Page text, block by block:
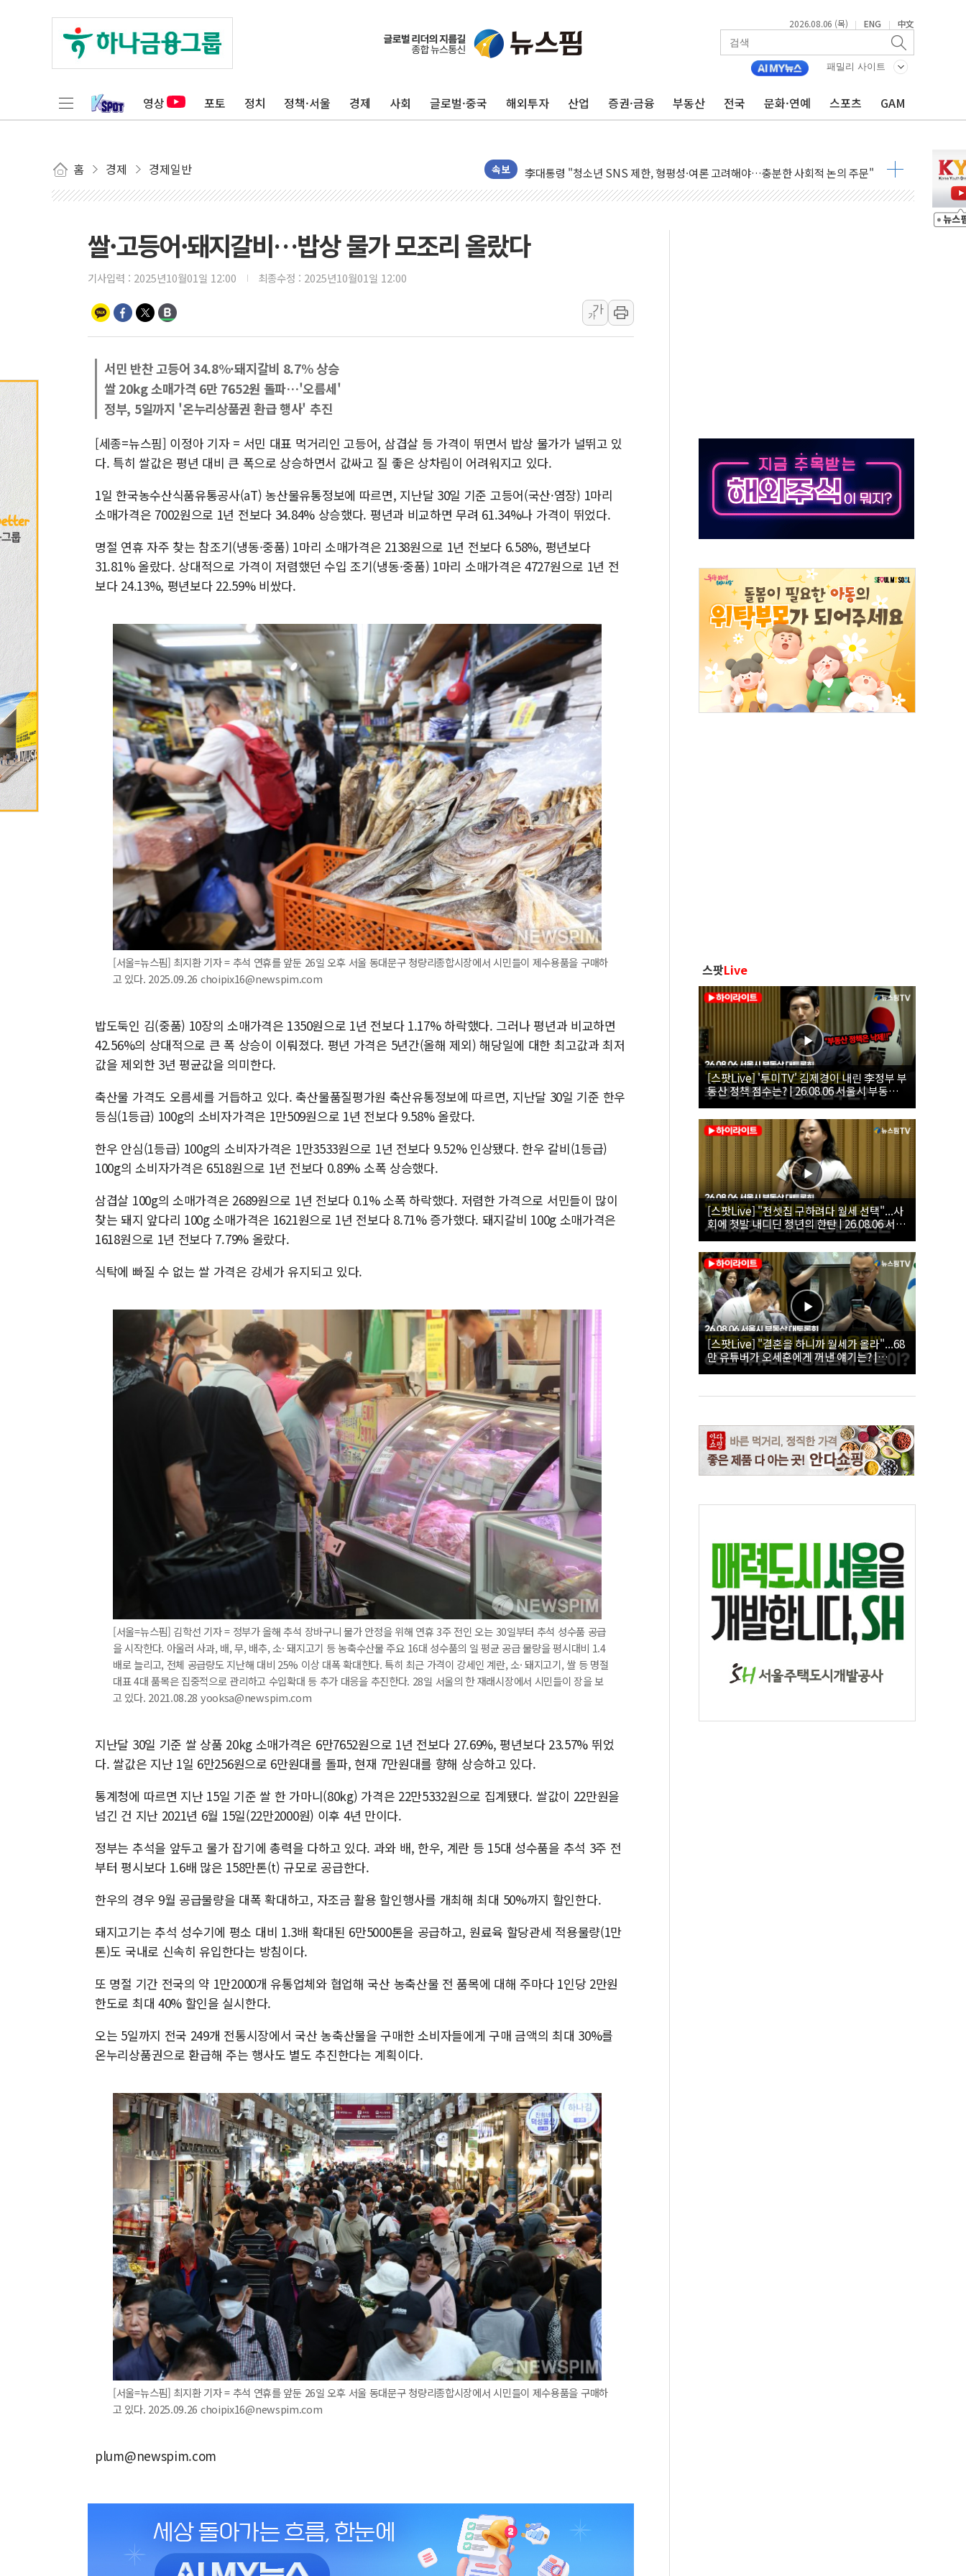
2026.08.06 (목) | ENG | 中文
패밀리 사이트
영상 포토 정치 정책·서울 경제 사회 글로벌·중국 해외투자 산업 증권·금융 부동산 전국 문화·연예 스포츠 GAM
홈 경제 경제일반 속보
[IPO] 니어스랩 "피지컬 AI 자율비행 기술로 글로벌 방산 시장 공략"
李대통령 "청소년 SNS 제한, 형평성·여론 고려해야…충분한 사회적 논의 주문"
초등학교 앞서 '쾅'…대전 중구서 시내버스 등 3중 추돌·1명 부상
"전월세 대책 없고 집값만 오른다"…서울시 부동산 토론회서 쏟아진 우려
배틀그라운드 모바일 월드컵 파리서 개막
케이피에프, 2분기 매출액 2136억원
국민통합위 "청년엔 기회를, 중고령층엔 안정을"…세대상생 일자리 특위 출범
레드캡투어, 2분기 영업익 16% 증가…역대 2분기 최대 실적
부대찌개·보쌈 프랜차이즈 '놀부' 법원에 기업회생 신청
깊이가 다른 글로벌 투자 정보 GAM - 맛보기편 (8/6)
원포유, 그린비파트너스 흡수합병…비대면 영상서비스 경쟁력 강화
넷마블문화재단, 임직원 가족 직업체험 프로그램 진행
김민석 측 "'레버리지 ETF 도입 김 총리 지시'는 가짜뉴스…법적 조치"
쌀·고등어·돼지갈비…밥상 물가 모조리 올랐다
기사입력 : 2025년10월01일 12:00 최종수정 : 2025년10월01일 12:00
가
가
서민 반찬 고등어 34.8%·돼지갈비 8.7% 상승
쌀 20kg 소매가격 6만 7652원 돌파…'오름세'
정부, 5일까지 '온누리상품권 환급 행사' 추진
[세종=뉴스핌] 이정아 기자 = 서민 대표 먹거리인 고등어, 삼겹살 등 가격이 뛰면서 밥상 물가가 널뛰고 있
다. 특히 쌀값은 평년 대비 큰 폭으로 상승하면서 값싸고 질 좋은 상차림이 어려워지고 있다.
1일 한국농수산식품유통공사(aT) 농산물유통정보에 따르면, 지난달 30일 기준 고등어(국산·염장) 1마리
소매가격은 7002원으로 1년 전보다 34.84% 상승했다. 평년과 비교하면 무려 61.34%나 가격이 뛰었다.
명절 연휴 자주 찾는 참조기(냉동·중품) 1마리 소매가격은 2138원으로 1년 전보다 6.58%, 평년보다
31.81% 올랐다. 상대적으로 가격이 저렴했던 수입 조기(냉동·중품) 1마리 소매가격은 4727원으로 1년 전
보다 24.13%, 평년보다 22.59% 비쌌다.
[서울=뉴스핌] 최지환 기자 = 추석 연휴를 앞둔 26일 오후 서울 동대문구 청량리종합시장에서 시민들이 제수용품을 구매하
고 있다. 2025.09.26 choipix16@newspim.com
밥도둑인 김(중품) 10장의 소매가격은 1350원으로 1년 전보다 1.17% 하락했다. 그러나 평년과 비교하면
42.56%의 상대적으로 큰 폭 상승이 이뤄졌다. 평년 가격은 5년간(올해 제외) 해당일에 대한 최고값과 최저
값을 제외한 3년 평균값을 의미한다.
축산물 가격도 오름세를 거듭하고 있다. 축산물품질평가원 축산유통정보에 따르면, 지난달 30일 기준 한우
등심(1등급) 100g의 소비자가격은 1만509원으로 1년 전보다 9.58% 올랐다.
한우 안심(1등급) 100g의 소비자가격은 1만3533원으로 1년 전보다 9.52% 인상됐다. 한우 갈비(1등급)
100g의 소비자가격은 6518원으로 1년 전보다 0.89% 소폭 상승했다.
삼겹살 100g의 소매가격은 2689원으로 1년 전보다 0.1% 소폭 하락했다. 저렴한 가격으로 서민들이 많이
찾는 돼지 앞다리 100g 소매가격은 1621원으로 1년 전보다 8.71% 증가했다. 돼지갈비 100g 소매가격은
1618원으로 1년 전보다 7.79% 올랐다.
식탁에 빠질 수 없는 쌀 가격은 강세가 유지되고 있다.
[서울=뉴스핌] 김학선 기자 = 정부가 올해 추석 장바구니 물가 안정을 위해 연휴 3주 전인 오는 30일부터 추석 성수품 공급
을 시작한다. 아울러 사과, 배, 무, 배추, 소· 돼지고기 등 농축수산물 주요 16대 성수품의 일 평균 공급 물량을 평시대비 1.4
배로 늘리고, 전체 공급량도 지난해 대비 25% 이상 대폭 확대한다. 특히 최근 가격이 강세인 계란, 소· 돼지고기, 쌀 등 명절
대표 4대 품목은 집중적으로 관리하고 수입확대 등 추가 대응을 추진한다. 28일 서울의 한 재래시장에서 시민들이 장을 보
고 있다. 2021.08.28 yooksa@newspim.com
지난달 30일 기준 쌀 상품 20kg 소매가격은 6만7652원으로 1년 전보다 27.69%, 평년보다 23.57% 뛰었
다. 쌀값은 지난 1일 6만256원으로 6만원대를 돌파, 현재 7만원대를 향해 상승하고 있다.
통계청에 따르면 지난 15일 기준 쌀 한 가마니(80kg) 가격은 22만5332원으로 집계됐다. 쌀값이 22만원을
넘긴 건 지난 2021년 6월 15일(22만2000원) 이후 4년 만이다.
정부는 추석을 앞두고 물가 잡기에 총력을 다하고 있다. 과와 배, 한우, 계란 등 15대 성수품을 추석 3주 전
부터 평시보다 1.6배 많은 158만톤(t) 규모로 공급한다.
한우의 경우 9월 공급물량을 대폭 확대하고, 자조금 활용 할인행사를 개최해 최대 50%까지 할인한다.
돼지고기는 추석 성수기에 평소 대비 1.3배 확대된 6만5000톤을 공급하고, 원료육 할당관세 적용물량(1만
톤)도 국내로 신속히 유입한다는 방침이다.
또 명절 기간 전국의 약 1만2000개 유통업체와 협업해 국산 농축산물 전 품목에 대해 주마다 1인당 2만원
한도로 최대 40% 할인을 실시한다.
오는 5일까지 전국 249개 전통시장에서 국산 농축산물을 구매한 소비자들에게 구매 금액의 최대 30%를
온누리상품권으로 환급해 주는 행사도 별도 추진한다는 계획이다.
[서울=뉴스핌] 최지환 기자 = 추석 연휴를 앞둔 26일 오후 서울 동대문구 청량리종합시장에서 시민들이 제수용품을 구매하
고 있다. 2025.09.26 choipix16@newspim.com
plum@newspim.com
스팟Live
[스팟Live] '투미TV' 김제경이 내린 李정부 부
동산 정책 점수는? | 26.08.06 서울시 부동산
대토론회
[스팟Live] "전셋집 구하려다 월세 선택"...사
회에 첫발 내디딘 청년의 한탄 | 26.08.06 서울
시 부동산 대토론회
[스팟Live] "결혼을 하니까 월세가 올라"...68
만 유튜버가 오세훈에게 꺼낸 얘기는? |
26.08.06 서울시 부동산 대토론회